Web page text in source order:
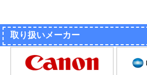
取り扱いメーカー